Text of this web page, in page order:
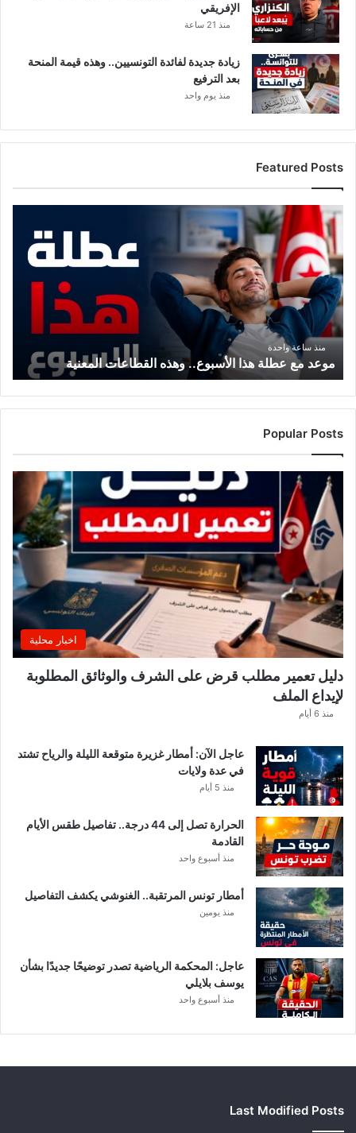
الإفريقي
منذ 21 ساعة
زيادة جديدة لفائدة التونسيين.. وهذه قيمة المنحة
بعد الترفيع
منذ يوم واحد
Featured Posts
موعد
عطلة
هذا
الأسبوع..
وهذه
القطاعات
المعنية
منذ ساعة واحدة
موعد مع عطلة هذا الأسبوع.. وهذه القطاعات المعنية
Popular Posts
اخبار محلية
دليل تعمير مطلب قرض على الشرف والوثائق المطلوبة
لإيداع الملف
منذ 6 أيام
عاجل الآن: أمطار غزيرة متوقعة الليلة والرياح تشتد
في عدة ولايات
منذ 5 أيام
الحرارة تصل إلى 44 درجة.. تفاصيل طقس الأيام
القادمة
منذ أسبوع واحد
أمطار تونس المرتقبة.. الغنوشي يكشف التفاصيل
منذ يومين
عاجل: المحكمة الرياضية تصدر توضيحًا جديدًا بشأن
يوسف بلايلي
منذ أسبوع واحد
Last Modified Posts